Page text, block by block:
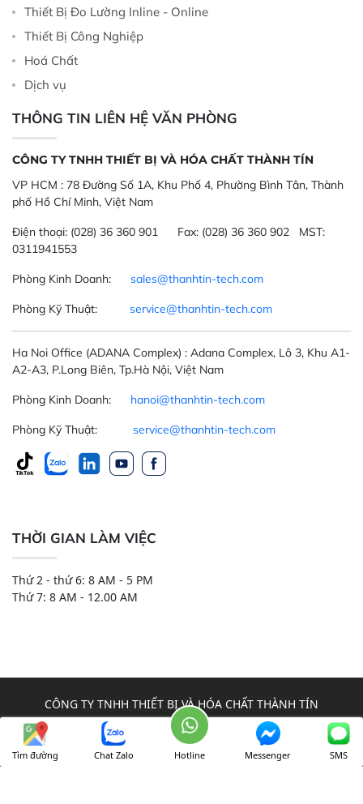
Thiết Bị Đo Lường Inline - Online
Thiết Bị Công Nghiệp
Hoá Chất
Dịch vụ
THÔNG TIN LIÊN HỆ VĂN PHÒNG
CÔNG TY TNHH THIẾT BỊ VÀ HÓA CHẤT THÀNH TÍN
VP HCM : 78 Đường Số 1A, Khu Phố 4, Phường Bình Tân, Thành
phố Hồ Chí Minh, Việt Nam
Điện thoại: (028) 36 360 901 Fax: (028) 36 360 902 MST:
0311941553
Phòng Kinh Doanh: sales@thanhtin-tech.com
Phòng Kỹ Thuật: service@thanhtin-tech.com
Ha Noi Office (ADANA Complex) : Adana Complex, Lô 3, Khu A1-
A2-A3, P.Long Biên, Tp.Hà Nội, Việt Nam
Phòng Kinh Doanh: hanoi@thanhtin-tech.com
Phòng Kỹ Thuật: service@thanhtin-tech.com
THỜI GIAN LÀM VIỆC
Thứ 2 - thứ 6: 8 AM - 5 PM
Thứ 7: 8 AM - 12.00 AM
CÔNG TY TNHH THIẾT BỊ VÀ HÓA CHẤT THÀNH TÍN
Onl:
Ngày: Tháng:70504 Tổng: 3008679
Tìm đường Chat Zalo Hotline Messenger SMS